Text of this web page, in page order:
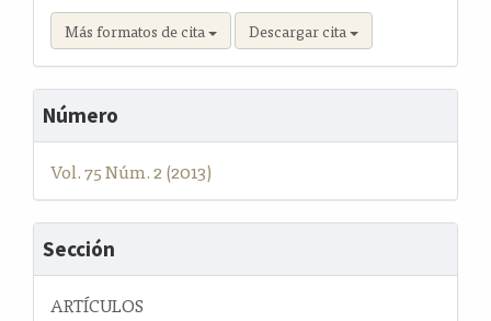
Más formatos de cita Descargar cita
Número
Vol. 75 Núm. 2 (2013)
Sección
ARTÍCULOS